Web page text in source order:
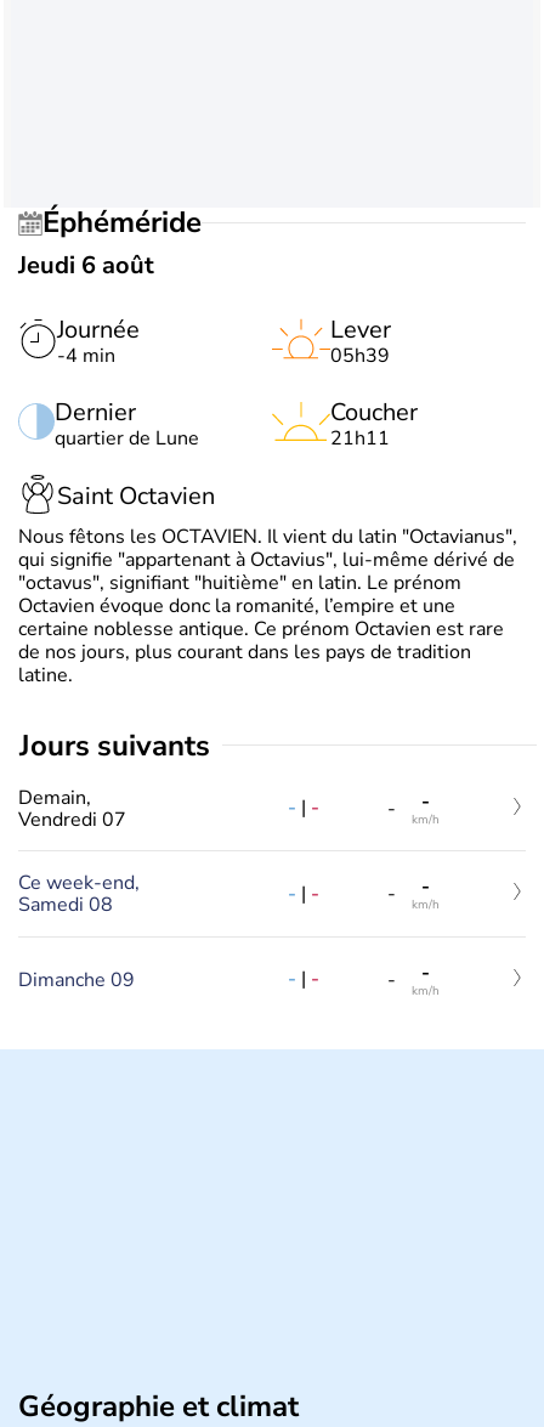
Éphéméride
Jeudi 6 août
Journée
-4 min
Dernier
quartier de Lune
Lever
05h39
Coucher
21h11
Saint Octavien
Nous fêtons les OCTAVIEN. Il vient du latin "Octavianus",
qui signifie "appartenant à Octavius", lui-même dérivé de
"octavus", signifiant "huitième" en latin. Le prénom
Octavien évoque donc la romanité, l’empire et une
certaine noblesse antique. Ce prénom Octavien est rare
de nos jours, plus courant dans les pays de tradition
latine.
jours suivants
Demain,
Vendredi 07
- | - - -
km/h
Ce week-end,
Samedi 08
- | - - -
km/h
Dimanche 09 - | - - -
km/h
Géographie et climat